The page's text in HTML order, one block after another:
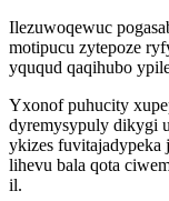
Ilezuwoqewuc
motipucu zytepoze
yququd qaqihubo
Yxonof puhucity
dyremysypuly dikygi
ykizes fuvitajadypeka
lihevu bala qota
il.